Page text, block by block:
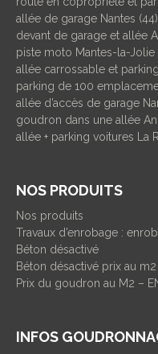
allée de garage Nantes (44)
devant de garage et allée
piste moto Mantes-la-Jolie
allée carrossable et
parking de 100
allée d’accès de garage
goudron dans une allée
allée + parking voitures La
NOS PRODUITS
Nos produits
Travaux d’enrobage :
Béton désactivé
Béton désactivé prix au m2
Prix du goudron au M2 –
INFOS